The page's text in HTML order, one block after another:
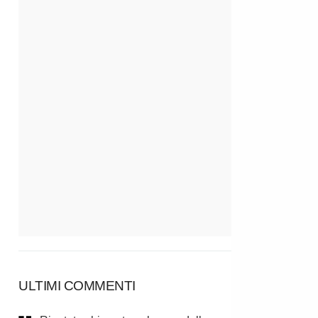
ULTIMI COMMENTI